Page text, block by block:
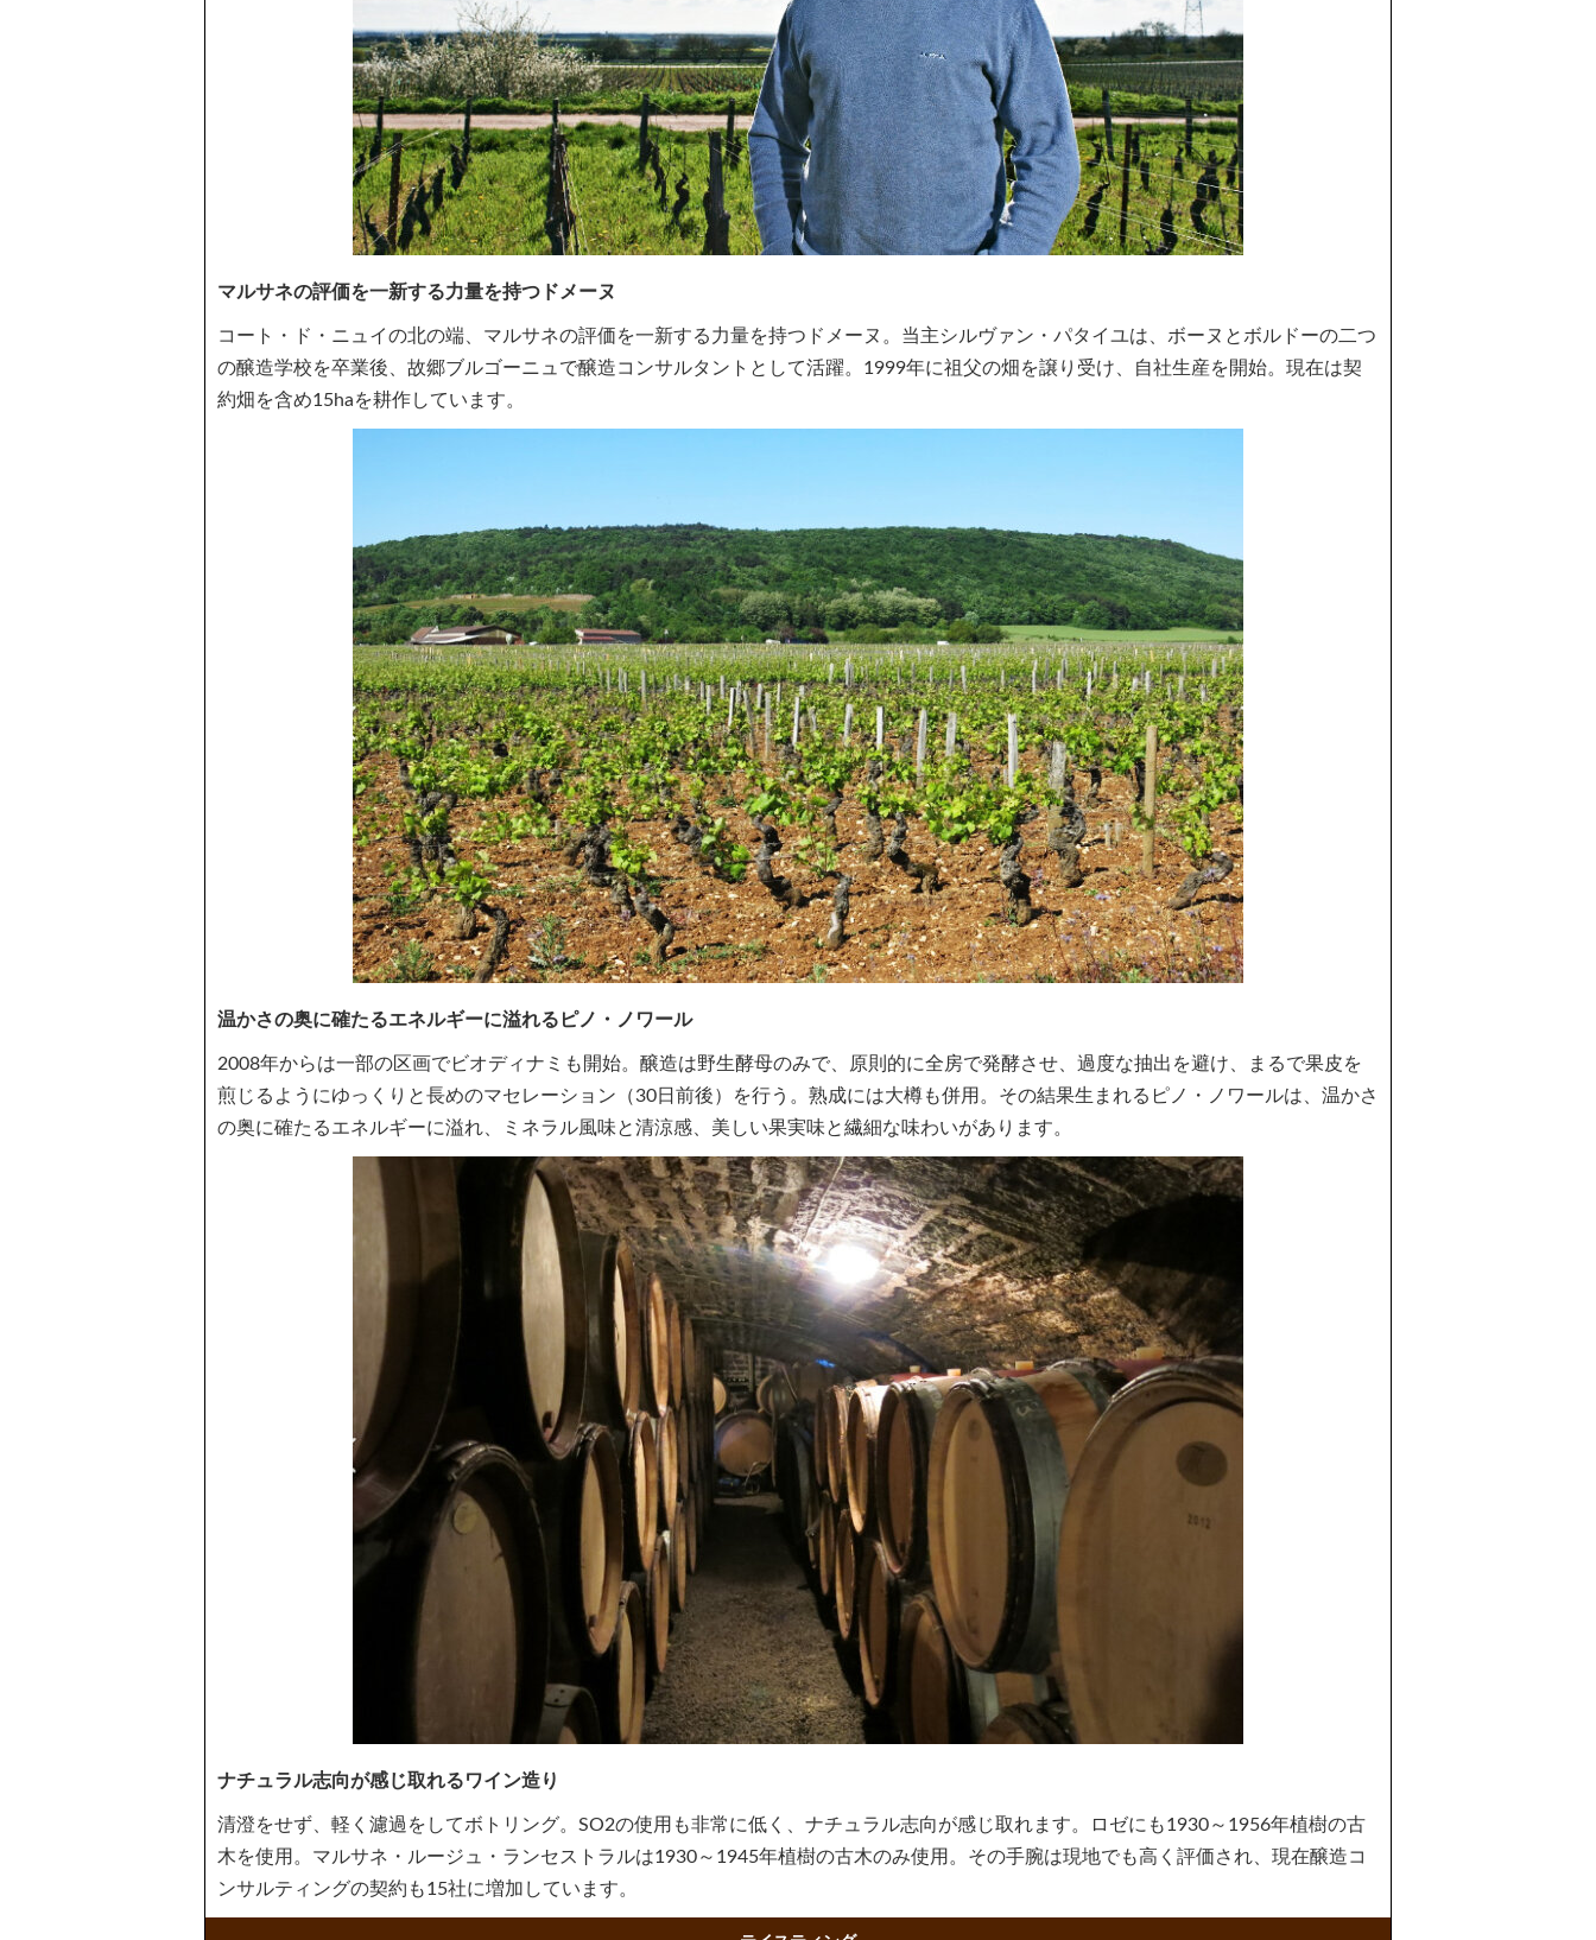
マルサネの評価を一新する力量を持つドメーヌ
コート・ド・ニュイの北の端、マルサネの評価を一新する力量を持つドメーヌ。当主シルヴァン・パタイユは、ボーヌとボルドーの二つ
の醸造学校を卒業後、故郷ブルゴーニュで醸造コンサルタントとして活躍。1999年に祖父の畑を譲り受け、自社生産を開始。現在は契
約畑を含め15haを耕作しています。
温かさの奥に確たるエネルギーに溢れるピノ・ノワール
2008年からは一部の区画でビオディナミも開始。醸造は野生酵母のみで、原則的に全房で発酵させ、過度な抽出を避け、まるで果皮を
煎じるようにゆっくりと長めのマセレーション（30日前後）を行う。熟成には大樽も併用。その結果生まれるピノ・ノワールは、温かさ
の奥に確たるエネルギーに溢れ、ミネラル風味と清涼感、美しい果実味と繊細な味わいがあります。
ナチュラル志向が感じ取れるワイン造り
清澄をせず、軽く濾過をしてボトリング。SO2の使用も非常に低く、ナチュラル志向が感じ取れます。ロゼにも1930～1956年植樹の古
木を使用。マルサネ・ルージュ・ランセストラルは1930～1945年植樹の古木のみ使用。その手腕は現地でも高く評価され、現在醸造コ
ンサルティングの契約も15社に増加しています。